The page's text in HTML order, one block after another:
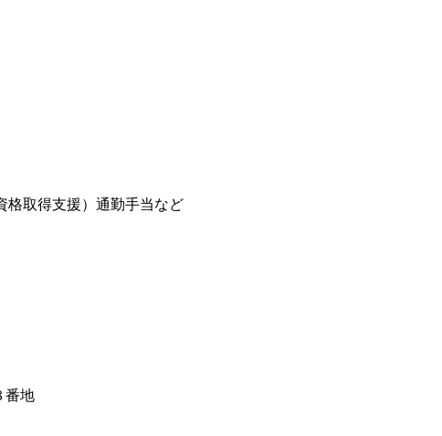
格取得支援）通勤手当など
番地